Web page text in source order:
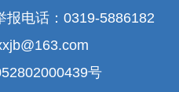
报电话：0319-5886182
号